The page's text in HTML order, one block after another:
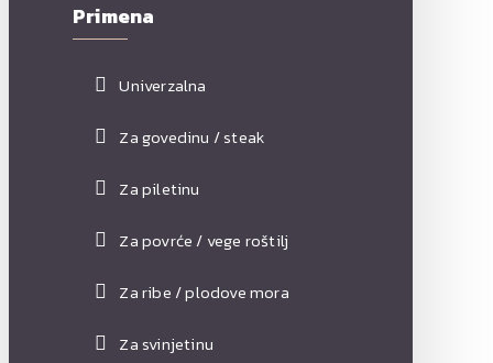
Primena
Univerzalna
Za govedinu / steak
Za piletinu
Za povrće / vege roštilj
Za ribe / plodove mora
Za svinjetinu